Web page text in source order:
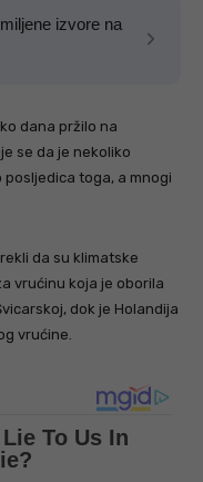
izvore na
dana pržilo na
se da je nekoliko
toga, a mnogi
da su klimatske
vrućinu koja je oborila
dok je Holandija
vrućine.